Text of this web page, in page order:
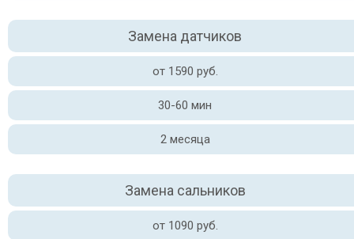
Замена датчиков
от 1590 руб.
30-60 мин
2 месяца
Замена сальников
от 1090 руб.